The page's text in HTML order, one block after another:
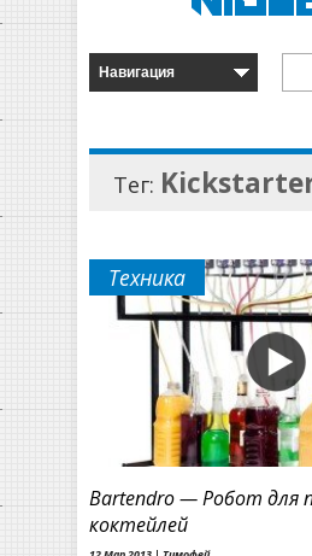
Тег:
Техника
Bartendro — Робот для
коктейлей